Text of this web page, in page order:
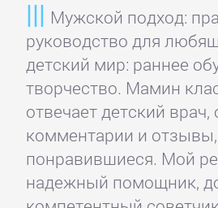
Мужской подход:
руководство для
детский мир: раннее
творчество. Мамин
отвечает детский врач,
комментарии и отзывы,
понравившиеся. Мой
надежный помощник,
ДЕТЕКТИВЫ
Зарубежные
детективы
Иронические
детективы